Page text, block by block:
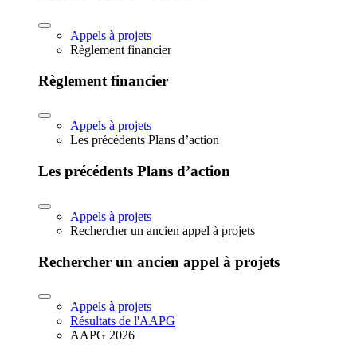
Appels à projets
Règlement financier
Règlement financier
Appels à projets
Les précédents Plans d’action
Les précédents Plans d’action
Appels à projets
Rechercher un ancien appel à projets
Rechercher un ancien appel à projets
Appels à projets
Résultats de l'AAPG
AAPG 2026